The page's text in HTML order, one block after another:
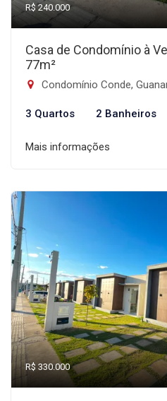
R$ 240.000
Casa de Condomínio à
77m²
Condomínio Conde,
3 Quartos 2 Banheiros
Mais informações
R$ 330.000